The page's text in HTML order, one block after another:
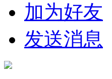
加为好友
发送消息